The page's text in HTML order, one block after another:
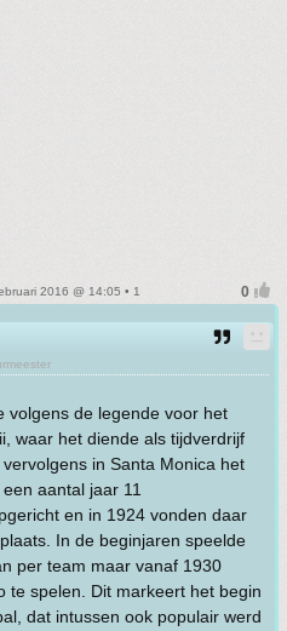
2016 @ 14:05 • 1
volgens de legende voor het
waar het diende als tijdverdrijf
in Santa Monica het
aantal jaar 11
en in 1924 vonden daar
In de beginjaren speelde
per team maar vanaf 1930
te spelen. Dit markeert het begin
dat intussen ook populair werd